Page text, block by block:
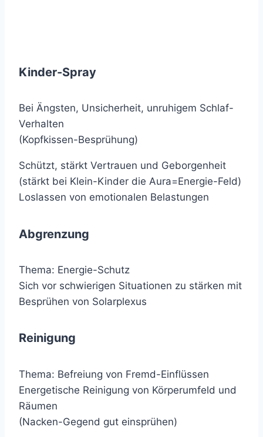
Kinder-Spray
Bei Ängsten, Unsicherheit, unruhigem Schlaf-
Verhalten
(Kopfkissen-Besprühung)
Schützt, stärkt Vertrauen und Geborgenheit
(stärkt bei Klein-Kinder die Aura=Energie-Feld)
Loslassen von emotionalen Belastungen
Abgrenzung
Thema: Energie-Schutz
Sich vor schwierigen Situationen zu stärken mit
Besprühen von Solarplexus
Reinigung
Thema: Befreiung von Fremd-Einflüssen
Energetische Reinigung von Körperumfeld und
Räumen
(Nacken-Gegend gut einsprühen)